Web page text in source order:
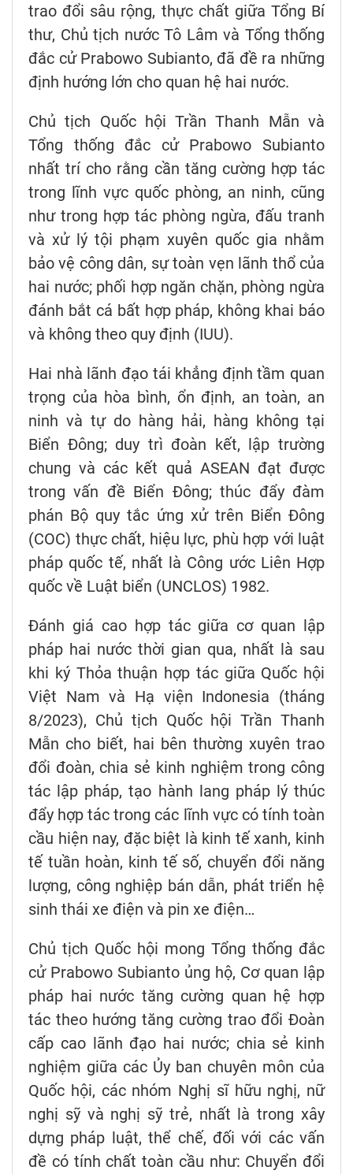
trao đổi sâu rộng, thực chất giữa Tổng Bí
thư, Chủ tịch nước Tô Lâm và Tổng thống
đắc cử Prabowo Subianto, đã đề ra những
định hướng lớn cho quan hệ hai nước.
Chủ tịch Quốc hội Trần Thanh Mẫn và
Tổng thống đắc cử Prabowo Subianto
nhất trí cho rằng cần tăng cường hợp tác
trong lĩnh vực quốc phòng, an ninh, cũng
như trong hợp tác phòng ngừa, đấu tranh
và xử lý tội phạm xuyên quốc gia nhằm
bảo vệ công dân, sự toàn vẹn lãnh thổ của
hai nước; phối hợp ngăn chặn, phòng ngừa
đánh bắt cá bất hợp pháp, không khai báo
và không theo quy định (IUU).
Hai nhà lãnh đạo tái khẳng định tầm quan
trọng của hòa bình, ổn định, an toàn, an
ninh và tự do hàng hải, hàng không tại
Biển Đông; duy trì đoàn kết, lập trường
chung và các kết quả ASEAN đạt được
trong vấn đề Biển Đông; thúc đẩy đàm
phán Bộ quy tắc ứng xử trên Biển Đông
(COC) thực chất, hiệu lực, phù hợp với luật
pháp quốc tế, nhất là Công ước Liên Hợp
quốc về Luật biển (UNCLOS) 1982.
Đánh giá cao hợp tác giữa cơ quan lập
pháp hai nước thời gian qua, nhất là sau
khi ký Thỏa thuận hợp tác giữa Quốc hội
Việt Nam và Hạ viện Indonesia (tháng
8/2023), Chủ tịch Quốc hội Trần Thanh
Mẫn cho biết, hai bên thường xuyên trao
đổi đoàn, chia sẻ kinh nghiệm trong công
tác lập pháp, tạo hành lang pháp lý thúc
đẩy hợp tác trong các lĩnh vực có tính toàn
cầu hiện nay, đặc biệt là kinh tế xanh, kinh
tế tuần hoàn, kinh tế số, chuyển đổi năng
lượng, công nghiệp bán dẫn, phát triển hệ
sinh thái xe điện và pin xe điện…
Chủ tịch Quốc hội mong Tổng thống đắc
cử Prabowo Subianto ủng hộ, Cơ quan lập
pháp hai nước tăng cường quan hệ hợp
tác theo hướng tăng cường trao đổi Đoàn
cấp cao lãnh đạo hai nước; chia sẻ kinh
nghiệm giữa các Ủy ban chuyên môn của
Quốc hội, các nhóm Nghị sĩ hữu nghị, nữ
nghị sỹ và nghị sỹ trẻ, nhất là trong xây
dựng pháp luật, thể chế, đối với các vấn
đề có tính chất toàn cầu như: Chuyển đổi